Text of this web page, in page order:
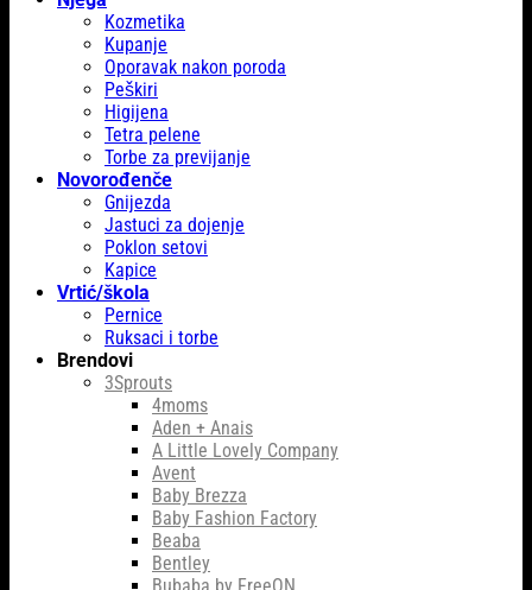
Kozmetika
Kupanje
Oporavak nakon poroda
Peškiri
Higijena
Tetra pelene
Torbe za previjanje
Novorođenče
Gnijezda
Jastuci za dojenje
Poklon setovi
Kapice
Vrtić/škola
Pernice
Ruksaci i torbe
Brendovi
3Sprouts
4moms
Aden + Anais
A Little Lovely Company
Avent
Baby Brezza
Baby Fashion Factory
Beaba
Bentley